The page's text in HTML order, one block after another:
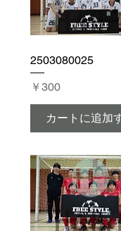
2503080025
価格
￥300
カートに追加